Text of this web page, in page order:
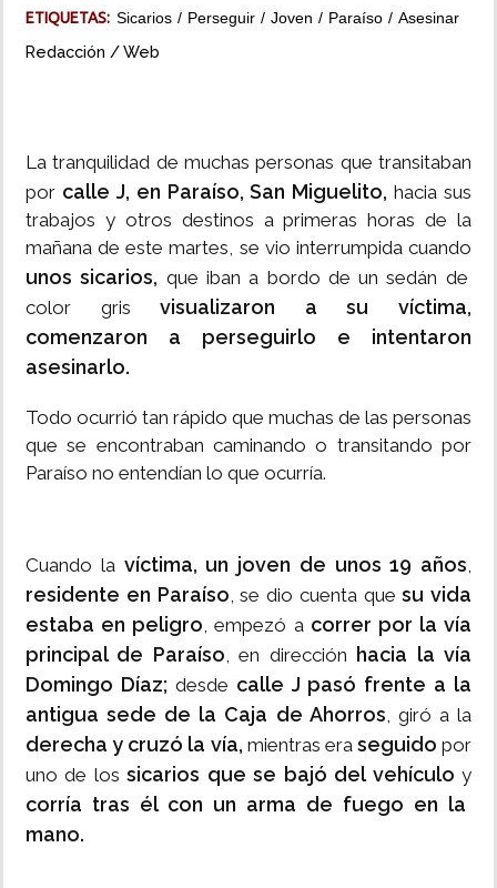
ETIQUETAS: Sicarios Perseguir Joven Paraíso Asesinar
Redacción / Web
La tranquilidad de muchas personas que transitaban
por calle J, en Paraíso, San Miguelito,hacia sus
trabajos y otros destinos a primeras horas de la
mañana de este martes, se vio interrumpida cuando
unos sicarios, que iban a bordo de un sedán de
color gris visualizaron a su víctima,
comenzaron a perseguirlo e intentaron
asesinarlo.
Todo ocurrió tan rápido que muchas de las personas
que se encontraban caminando o transitando por
Paraíso no entendían lo que ocurría.
Cuando lavíctima, un joven de unos 19 años,
residente en Paraíso, se dio cuenta quesu vida
estaba en peligro, empezó a correr por la vía
principal de Paraíso, en dirección hacia la vía
Domingo Díaz; desde calle J pasó frente a la
antigua sede de la Caja de Ahorros, giró a la
derecha y cruzó la vía, mientras era seguido por
uno de los sicarios que se bajó del vehículo y
corría tras él con un arma de fuego en la
mano.